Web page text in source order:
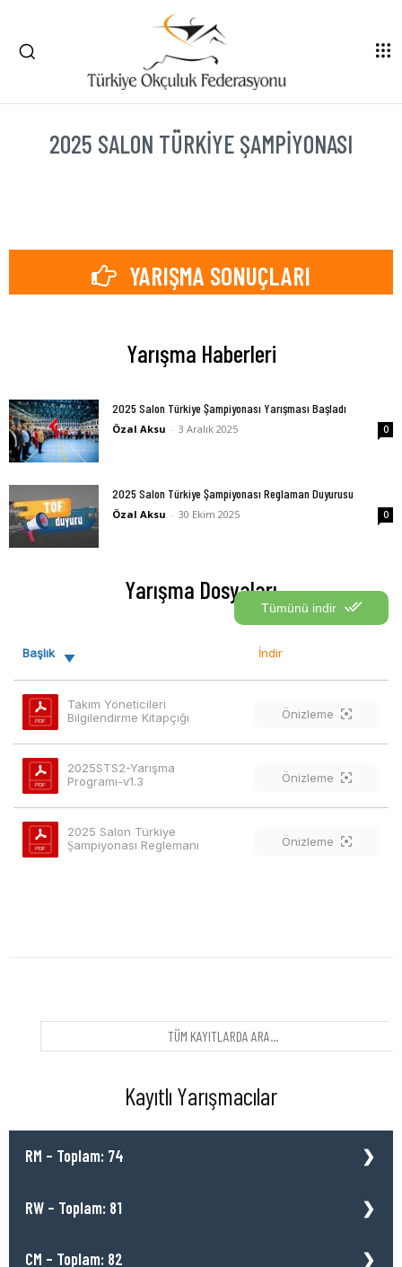
2025 SALON TÜRKIYE ŞAMPIYONASI
YARIŞMA SONUÇLARI
Yarışma Haberleri
2025 Salon Türkiye Şampiyonası Yarışması Başladı
Özal Aksu - 3 Aralık 2025 0
2025 Salon Türkiye Şampiyonası Reglaman Duyurusu
Özal Aksu - 30 Ekim 2025 0
Yarışma Dosyaları
Tümünü indir
Başlık İndir
Takım Yöneticileri
Bilgilendirme Kitapçığı
Önizleme
2025STS2-Yarışma
Programı-v1.3
Önizleme
2025 Salon Türkiye
Şampiyonası Reglemanı
Önizleme
Kayıtlı Yarışmacılar
RM – Toplam: 74
RW – Toplam: 81
CM – Toplam: 82